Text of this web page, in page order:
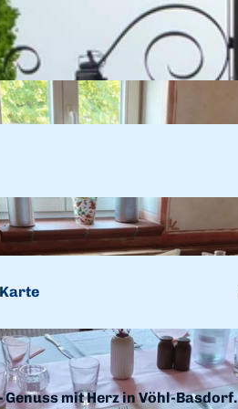
Genuss mit Herz in Vöhl-Basdorf.